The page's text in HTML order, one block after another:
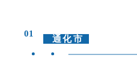
01
通化市